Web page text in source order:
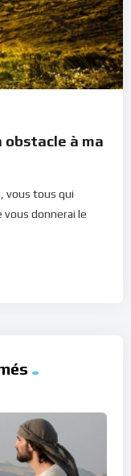
obstacle à ma
vous tous qui
vous donnerai le